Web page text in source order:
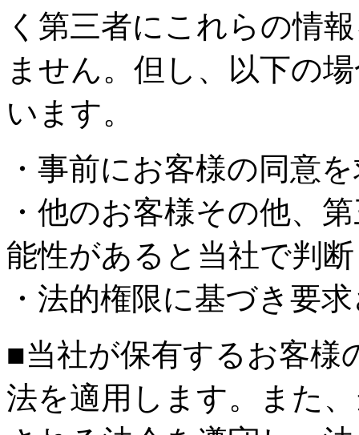
く第三者にこれらの情
ません。但し、以下の
います。
・事前にお客様の同意
・他のお客様その他、
能性があると当社で判
・法的権限に基づき要
■当社が保有するお客様
法を適用します。また